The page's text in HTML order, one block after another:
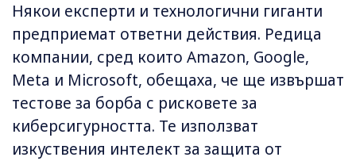
Някои експерти и технологични гиганти
предприемат ответни действия. Редица
компании, сред които Amazon, Google,
Meta и Microsoft, обещаха, че ще извършат
тестове за борба с рисковете за
киберсигурността. Те използват
изкуствения интелект за защита от